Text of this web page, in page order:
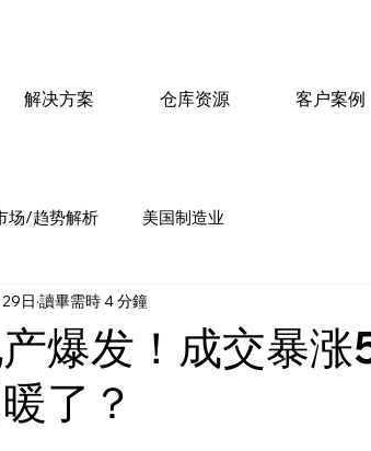
解决方案 仓库资源 客户案例
场/趋势解析 美国制造业
爆发！成交暴涨
了？
日 讀畢需時 4 分鐘